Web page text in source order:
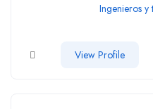
Ingenieros y
View Profile